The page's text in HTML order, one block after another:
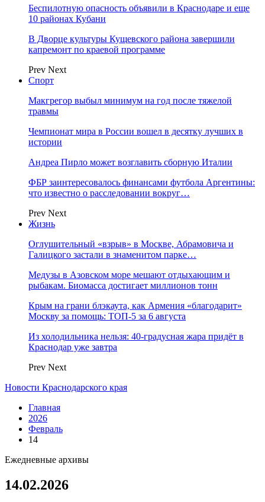
Беспилотную опасность объявили в Краснодаре и еще
10 районах Кубани
В Дворце культуры Кущевского района завершили
капремонт по краевой программе
Prev Next
Спорт
Макгрегор выбыл минимум на год после тяжелой
травмы
Чемпионат мира в России вошел в десятку лучших в
истории
Андреа Пирло может возглавить сборную Италии
ФБР заинтересовалось финансами футбола Аргентины:
что известно о расследовании вокруг…
Prev Next
Жизнь
Оглушительный «взрыв» в Москве, Абрамовича и
Галицкого застали в знаменитом парке…
Медузы в Азовском море мешают отдыхающим и
рыбакам. Биомасса достигает миллионов тонн
Крым на грани блэкаута, как Армения «благодарит»
Москву за помощь: ТОП-5 за 6 августа
Из холодильника нельзя: 40-градусная жара придёт в
Краснодар уже завтра
Prev Next
Новости Краснодарского края
Главная
2026
Февраль
14
Ежедневные архивы
14.02.2026